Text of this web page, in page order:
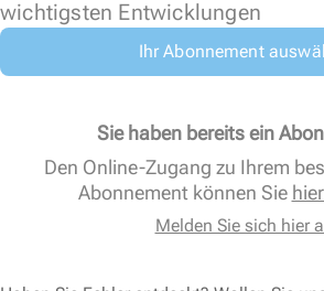
wichtigsten Entwicklungen
Ihr Abonnement
Sie haben bereits ein
Den Online-Zugang zu Ihrem
Abonnement können Sie
Melden Sie sich hier